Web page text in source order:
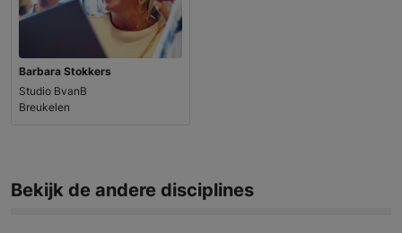
Barbara Stokkers
Studio BvanB
Breukelen
Bekijk de andere disciplines